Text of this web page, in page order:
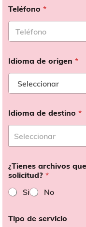
Teléfono *
Idioma de origen *
Idioma de destino *
¿Tienes archivos
solicitud? *
Si
No
Tipo de servicio